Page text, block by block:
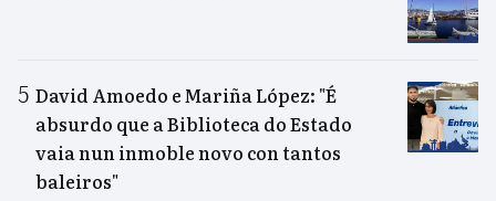
David Amoedo e Mariña López: "É
absurdo que a Biblioteca do Estado
vaia nun inmoble novo con tantos
baleiros"